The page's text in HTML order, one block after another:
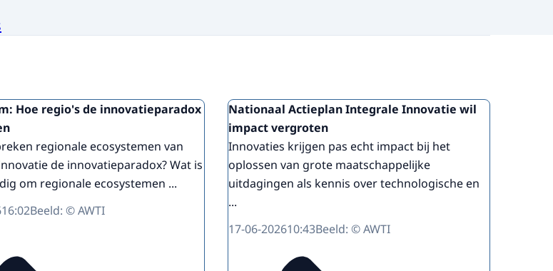
Hoe regio's de innovatieparadox
regionale ecosystemen van
de innovatieparadox? Wat is
om regionale ecosystemen ...
16:02Beeld: © AWTI
Nationaal Actieplan Integrale Innovatie wil
impact vergroten
Innovaties krijgen pas echt impact bij het
oplossen van grote maatschappelijke
uitdagingen als kennis over technologische en
...
17-06-202610:43Beeld: © AWTI